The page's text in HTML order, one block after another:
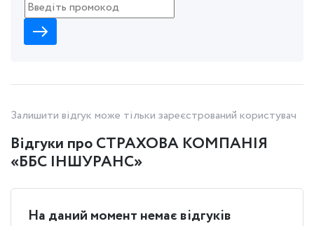
Відгуки про СТРАХОВА КОМПАНІЯ
«ББС ІНШУРАНС»
Залишити відгук може тільки зареєстрований користувач
На даний момент немає відгуків